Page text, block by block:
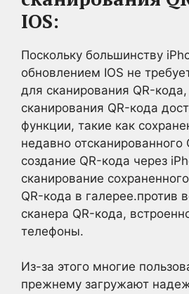
IOS:
Поскольку большинству
обновлением IOS не
для сканирования QR-
сканирования QR-кода
функции, такие как
недавно отсканированного
создание QR-кода через
сканирование
QR-кода в галерее.против
сканера QR-кода,
телефоны.
Из-за этого многие
прежнему загружают